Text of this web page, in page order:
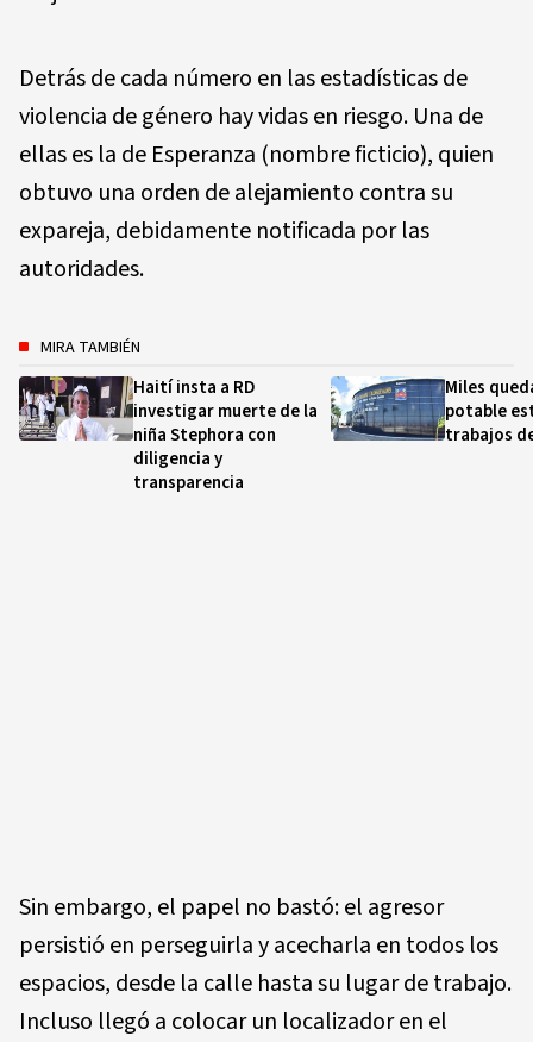
Detrás de cada número en las estadísticas de
violencia de género hay vidas en riesgo. Una de
ellas es la de Esperanza (nombre ficticio), quien
obtuvo una orden de alejamiento contra su
expareja, debidamente notificada por las
autoridades.
MIRA TAMBIÉN
Haití insta a RD
investigar muerte de la
niña Stephora con
diligencia y
transparencia
Miles
potable
trabajos
Sin embargo, el papel no bastó: el agresor
persistió en perseguirla y acecharla en todos los
espacios, desde la calle hasta su lugar de trabajo.
Incluso llegó a colocar un localizador en el